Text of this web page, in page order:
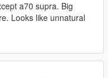
a70 supra. Big
Looks like unnatural